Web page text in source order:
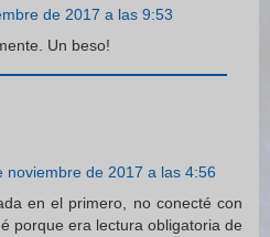
de 2017 a las 9:53
Un beso!
noviembre de 2017 a las 4:56
en el primero, no conecté con
porque era lectura obligatoria de